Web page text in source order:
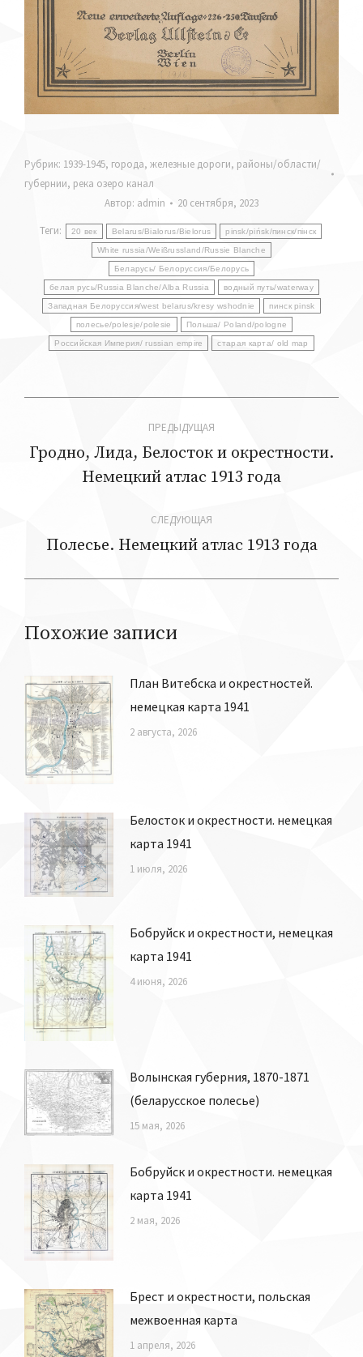
Рубрик: 1939-1945, города, железные дороги, районы/области/
губернии, река озеро канал
Автор: admin
20 сентября, 2023
Теги:
20 век Belarus/Bialorus/Bielorus pinsk/pińsk/пинск/пiнск
White russia/Weißrussland/Russie Blanche
Беларусь/ Белоруссия/Белорусь
белая русь/Russia Blanche/Alba Russia водный путь/waterway
Западная Белоруссия/west belarus/kresy wshodnie пинск pinsk
полесье/polesje/polesie Польша/ Poland/pologne
Российская Империя/ russian empire старая карта/ old map
по
записям
ПРЕДЫДУЩАЯ
Предыдущая
Гродно, Лида, Белосток и окрестности.
Немецкий атлас 1913 года
СЛЕДУЮЩАЯ
Следующая
Полесье. Немецкий атлас 1913 года
Похожие записи
План Витебска и окрестностей.
немецкая карта 1941
2 августа, 2026
Белосток и окрестности. немецкая
карта 1941
1 июля, 2026
Бобруйск и окрестности, немецкая
карта 1941
4 июня, 2026
Волынская губерния, 1870-1871
(беларусское полесье)
15 мая, 2026
Бобруйск и окрестности. немецкая
карта 1941
2 мая, 2026
Брест и окрестности, польская
межвоенная карта
1 апреля, 2026